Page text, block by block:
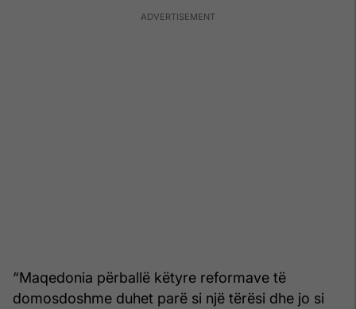
“Maqedonia përballë këtyre reformave të
domosdoshme duhet parë si një tërësi dhe jo si